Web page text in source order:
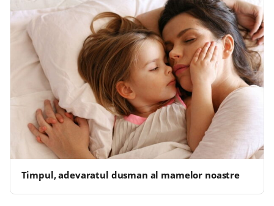
Timpul, adevaratul dusman al mamelor noastre